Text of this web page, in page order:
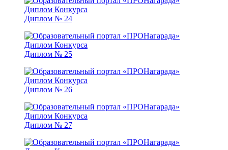
Диплом № 24
Диплом № 25
Диплом № 26
Диплом № 27